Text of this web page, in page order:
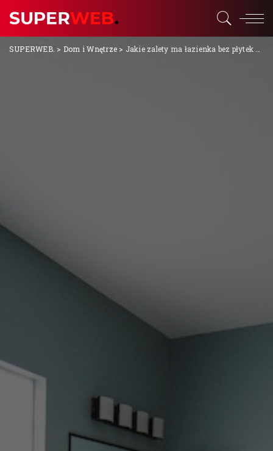
SUPERWEB. > Dom i Wnętrze > Jakie zalety ma łazienka bez płytek na ścianie?